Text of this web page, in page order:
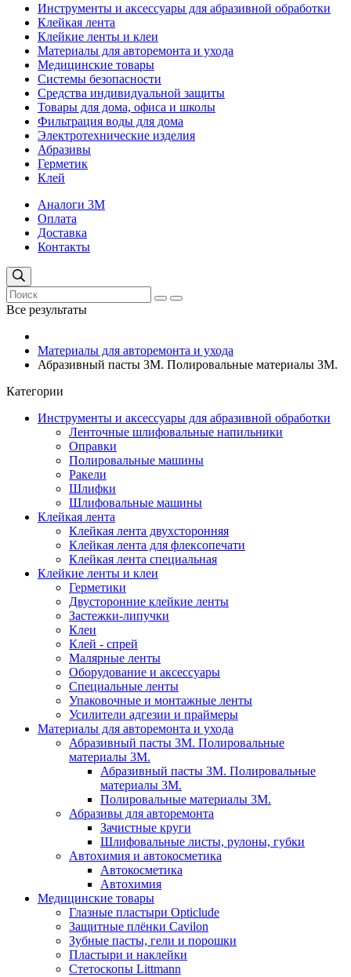
Инструменты и аксессуары для абразивной обработки
Клейкая лента
Клейкие ленты и клеи
Материалы для авторемонта и ухода
Медицинские товары
Системы безопасности
Средства индивидуальной защиты
Товары для дома, офиса и школы
Фильтрация воды для дома
Электротехнические изделия
Абразивы
Герметик
Клей
Аналоги 3М
Оплата
Доставка
Контакты
Все результаты
Материалы для авторемонта и ухода
Абразивный пасты 3М. Полировальные материалы 3М.
Категории
Инструменты и аксессуары для абразивной обработки
Ленточные шлифовальные напильники
Оправки
Полировальные машины
Ракели
Шлифки
Шлифовальные машины
Клейкая лента
Клейкая лента двухсторонняя
Клейкая лента для флексопечати
Клейкая лента специальная
Клейкие ленты и клеи
Герметики
Двусторонние клейкие ленты
Застежки-липучки
Клеи
Клей - спрей
Малярные ленты
Оборудование и аксессуары
Специальные ленты
Упаковочные и монтажные ленты
Усилители адгезии и праймеры
Материалы для авторемонта и ухода
Абразивный пасты 3М. Полировальные
материалы 3М.
Абразивный пасты 3М. Полировальные
материалы 3М.
Полировальные материалы 3М.
Абразивы для авторемонта
Зачистные круги
Шлифовальные листы, рулоны, губки
Автохимия и автокосметика
Автокосметика
Автохимия
Медицинские товары
Глазные пластыри Opticlude
Защитные плёнки Cavilon
Зубные пасты, гели и порошки
Пластыри и наклейки
Стетоскопы Littmann